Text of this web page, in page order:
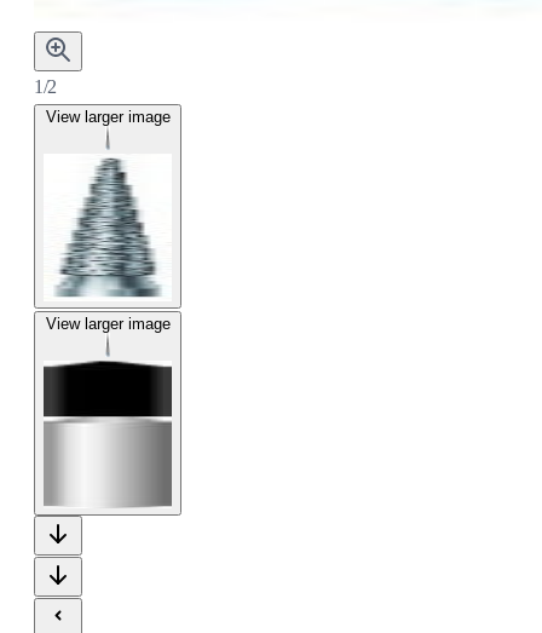
1/2
View larger image
View larger image